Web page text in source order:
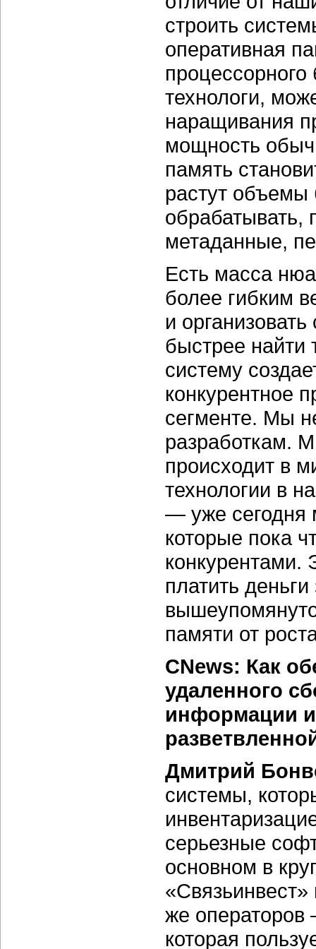
строить
оперативная
технологи,
наращивания
мощность
память
растут
обрабатывать,
метаданные,
Есть масса
более гибким
и
быстрее найти
систему
конкурентное
сегменте. Мы
разработкам.
происходит в
технологии в
— уже сегодня
которые пока
конкурентами.
платить
памяти от
CNews: Как
удаленного
информации и
Дмитрий
системы,
серьезные
основном в
«Связьинвест»
же операторов
которая